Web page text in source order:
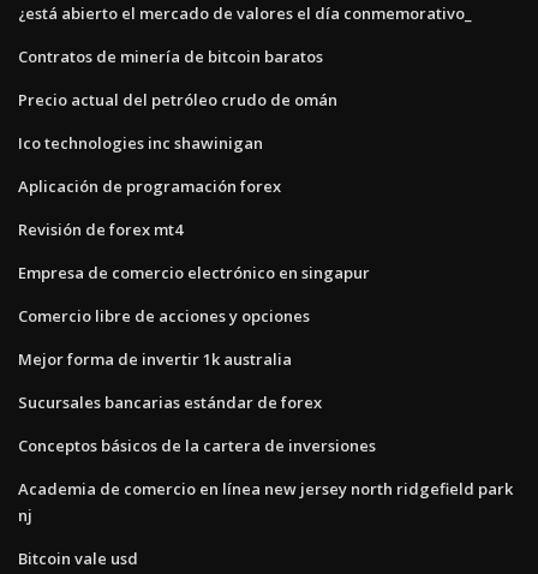
¿está abierto el mercado de valores el día conmemorativo_
Contratos de minería de bitcoin baratos
Precio actual del petróleo crudo de omán
Ico technologies inc shawinigan
Aplicación de programación forex
Revisión de forex mt4
Empresa de comercio electrónico en singapur
Comercio libre de acciones y opciones
Mejor forma de invertir 1k australia
Sucursales bancarias estándar de forex
Conceptos básicos de la cartera de inversiones
Academia de comercio en línea new jersey north ridgefield park
nj
Bitcoin vale usd